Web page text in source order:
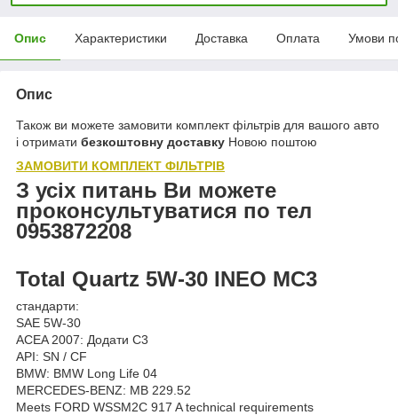
Опис Характеристики Доставка Оплата Умови
Опис
Також ви можете замовити комплект фільтрів для вашого авто
і отримати безкоштовну доставку Новою поштою
ЗАМОВИТИ КОМПЛЕКТ ФІЛЬТРІВ
З усіх питань Ви можете
проконсультуватися по тел
0953872208
Total Quartz 5W-30 INEO MC3
стандарти:
SAE 5W-30
ACEA 2007: Додати C3
API: SN / CF
BMW: BMW Long Life 04
MERCEDES-BENZ: MB 229.52
Meets FORD WSSM2C 917 A technical requirements